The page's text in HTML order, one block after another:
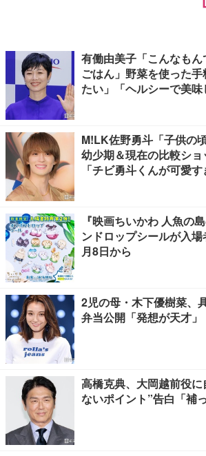
有働由美子「こんなも
ごはん」野菜を使った
たい」「ヘルシーで美
M!LK佐野勇斗「子供の
幼少期＆現在の比較シ
「チビ勇斗くんが可愛
『映画ちいかわ 人魚の
ンドロップシールが入
月8日から
2児の母・木下優樹菜、
弁当公開「発想が天才」
高橋克典、大岡越前役
ないポイント”告白「補